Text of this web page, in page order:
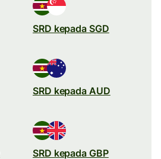
SRD kepada SGD
SRD kepada AUD
SRD kepada GBP